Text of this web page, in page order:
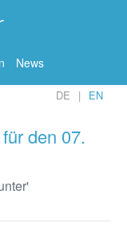
News
DE EN
den 07.